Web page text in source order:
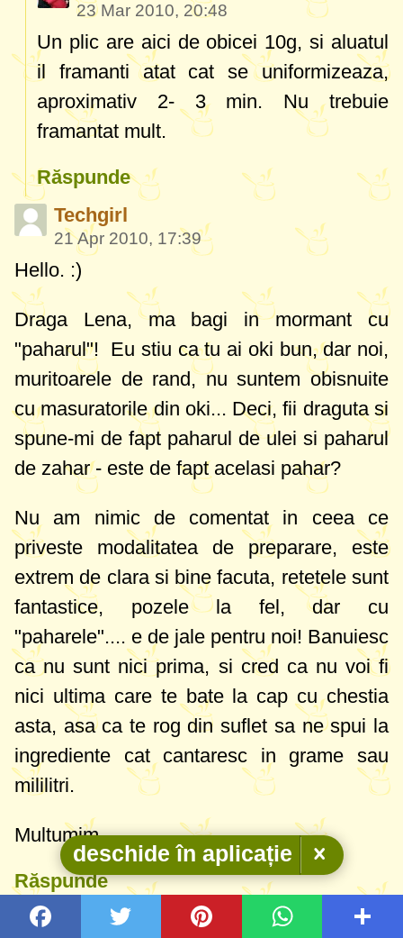
23 Mar 2010, 20:48
Un plic are aici de obicei 10g, si aluatul
il framanti atat cat se uniformizeaza,
aproximativ 2- 3 min. Nu trebuie
framantat mult.
Răspunde
Techgirl
21 Apr 2010, 17:39
Hello. :)
Draga Lena, ma bagi in mormant cu
"paharul"! Eu stiu ca tu ai oki bun, dar noi,
muritoarele de rand, nu suntem obisnuite
cu masuratorile din oki... Deci, fii draguta si
spune-mi de fapt paharul de ulei si paharul
de zahar - este de fapt acelasi pahar?
Nu am nimic de comentat in ceea ce
priveste modalitatea de preparare, este
extrem de clara si bine facuta, retetele sunt
fantastice, pozele la fel, dar cu
"paharele".... e de jale pentru noi! Banuiesc
ca nu sunt nici prima, si cred ca nu voi fi
nici ultima care te bate la cap cu chestia
asta, asa ca te rog din suflet sa ne spui la
ingrediente cat cantaresc in grame sau
mililitri.
Multumim.
Răspunde
Elena
Techgirl
deschide în aplicație